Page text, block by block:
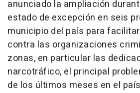
anunciado la ampliación
estado de excepción en seis
municipio del país para
contra las organizaciones
zonas, en particular las
narcotráfico, el principal
de los últimos meses en el